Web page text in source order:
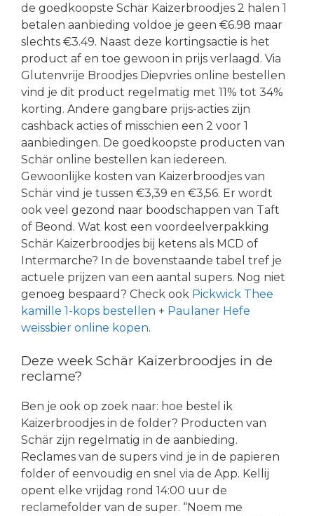
de goedkoopste Schär Kaizerbroodjes 2 halen 1
betalen aanbieding voldoe je geen €6.98 maar
slechts €3.49. Naast deze kortingsactie is het
product af en toe gewoon in prijs verlaagd. Via
Glutenvrije Broodjes Diepvries online bestellen
vind je dit product regelmatig met 11% tot 34%
korting. Andere gangbare prijs-acties zijn
cashback acties of misschien een 2 voor 1
aanbiedingen. De goedkoopste producten van
Schär online bestellen kan iedereen.
Gewoonlijke kosten van Kaizerbroodjes van
Schär vind je tussen €3,39 en €3,56. Er wordt
ook veel gezond naar boodschappen van Taft
of Beond. Wat kost een voordeelverpakking
Schär Kaizerbroodjes bij ketens als MCD of
Intermarche? In de bovenstaande tabel tref je
actuele prijzen van een aantal supers. Nog niet
genoeg bespaard? Check ook Pickwick Thee
kamille 1-kops bestellen + Paulaner Hefe
weissbier online kopen.
Deze week Schär Kaizerbroodjes in de
reclame?
Ben je ook op zoek naar: hoe bestel ik
Kaizerbroodjes in de folder? Producten van
Schär zijn regelmatig in de aanbieding.
Reclames van de supers vind je in de papieren
folder of eenvoudig en snel via de App. Kellij
opent elke vrijdag rond 14:00 uur de
reclamefolder van de super. “Noem me